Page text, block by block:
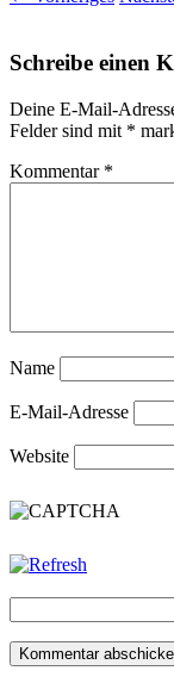
Schreibe einen
Deine E-Mail-
Felder sind mit *
Kommentar *
Name
E-Mail-Adresse
Website